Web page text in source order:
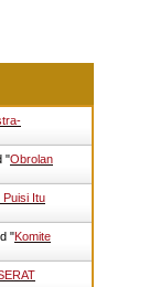
"Obrolan
Puisi Itu
"Komite